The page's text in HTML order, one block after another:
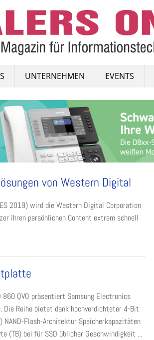
UNTERNEHMEN EVENTS
von Western Digital
2019) wird die Western Digital Corporation
ihren persönlichen Content extrem schnell
860 QVO präsentiert Samsung Electronics
Die Reihe bietet dank hochverdichteter 4-Bit
NAND-Flash-Architektur Speicherkapazitäten
(TB) bei für SSD üblicher Geschwindigkeit ...